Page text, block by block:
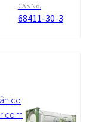
CAS No.
68411-30-3
com